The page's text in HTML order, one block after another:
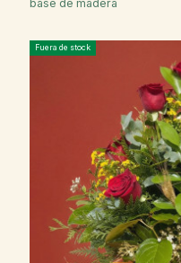
base de madera
Fuera de stock